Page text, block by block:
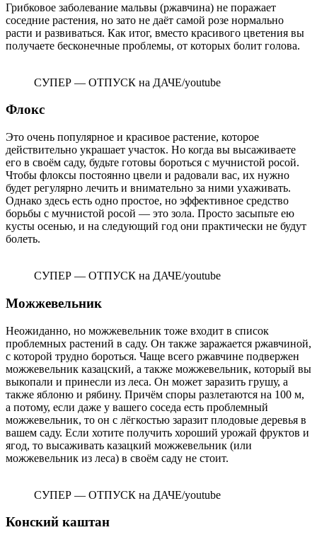
Грибковое заболевание мальвы (ржавчина) не поражает
соседние растения, но зато не даёт самой розе нормально
расти и развиваться. Как итог, вместо красивого цветения вы
получаете бесконечные проблемы, от которых болит голова.
СУПЕР — ОТПУСК на ДАЧЕ/youtube
Флокс
Это очень популярное и красивое растение, которое
действительно украшает участок. Но когда вы высаживаете
его в своём саду, будьте готовы бороться с мучнистой росой.
Чтобы флоксы постоянно цвели и радовали вас, их нужно
будет регулярно лечить и внимательно за ними ухаживать.
Однако здесь есть одно простое, но эффективное средство
борьбы с мучнистой росой — это зола. Просто засыпьте ею
кусты осенью, и на следующий год они практически не будут
болеть.
СУПЕР — ОТПУСК на ДАЧЕ/youtube
Можжевельник
Неожиданно, но можжевельник тоже входит в список
проблемных растений в саду. Он также заражается ржавчиной,
с которой трудно бороться. Чаще всего ржавчине подвержен
можжевельник казацский, а также можжевельник, который вы
выкопали и принесли из леса. Он может заразить грушу, а
также яблоню и рябину. Причём споры разлетаются на 100 м,
а потому, если даже у вашего соседа есть проблемный
можжевельник, то он с лёгкостью заразит плодовые деревья в
вашем саду. Если хотите получить хороший урожай фруктов и
ягод, то высаживать казацкий можжевельник (или
можжевельник из леса) в своём саду не стоит.
СУПЕР — ОТПУСК на ДАЧЕ/youtube
Конский каштан